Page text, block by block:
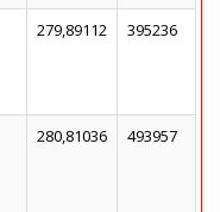
279,89112 395236
280,81036 493957